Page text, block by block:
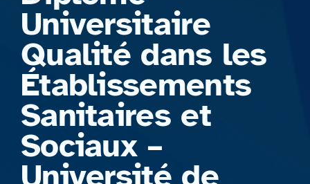
Universitaire
Qualité dans les
Établissements
Sanitaires et
Sociaux –